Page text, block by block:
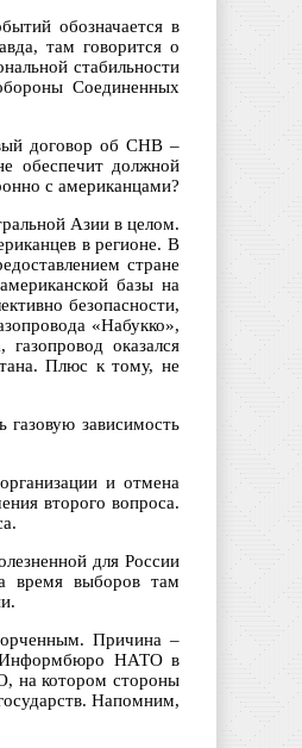
обозначается в
там говорится о
стабильности
Соединенных
договор об СНВ –
обеспечит должной
с американцами?
Азии в целом.
в регионе. В
стране
базы на
безопасности,
«Набукко»,
оказался
Плюс к тому, не
газовую зависимость
и отмена
второго вопроса.
для России
время выборов там
Причина –
Информбюро НАТО в
на котором стороны
Напомним,